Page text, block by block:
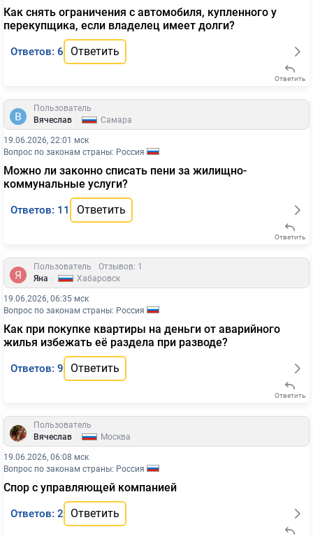
Как снять ограничения с автомобиля, купленного у
перекупщика, если владелец имеет долги?
Ответов: 6 Ответить
Ответить
Пользователь
Вячеслав
Самара
19.06.2026, 22:01 мск
Вопрос по законам страны: Россия
Можно ли законно списать пени за жилищно-
коммунальные услуги?
Ответов: 11 Ответить
Ответить
Пользователь
Отзывов: 1
Яна
Хабаровск
19.06.2026, 06:35 мск
Вопрос по законам страны: Россия
Как при покупке квартиры на деньги от аварийного
жилья избежать её раздела при разводе?
Ответов: 9 Ответить
Ответить
Пользователь
Вячеслав
Москва
19.06.2026, 06:08 мск
Вопрос по законам страны: Россия
Спор с управляющей компанией
Ответов: 2 Ответить